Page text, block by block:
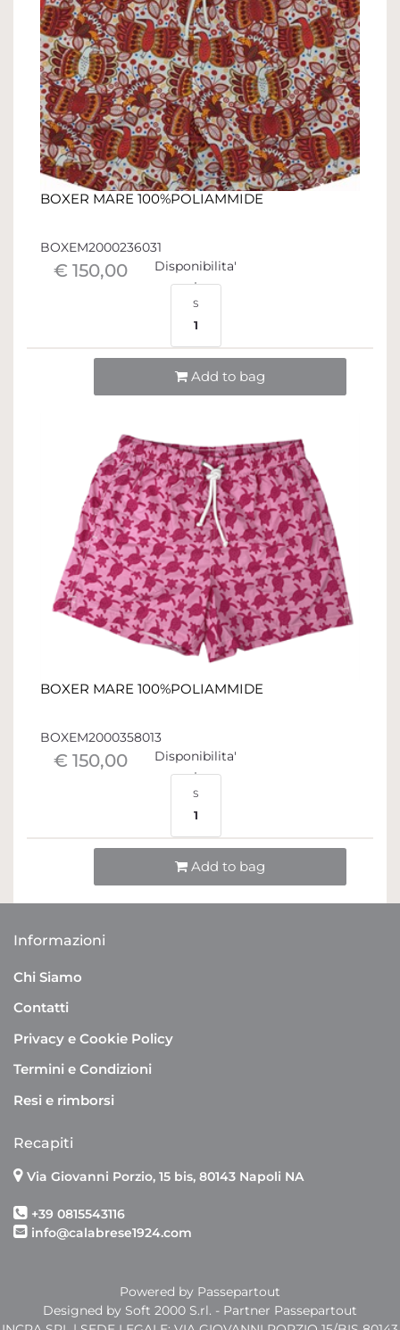
BOXER MARE 100%POLIAMMIDE
BOXEM2000236031
€ 150,00 Disponibilita'
S
1
Add to bag
BOXER MARE 100%POLIAMMIDE
BOXEM2000358013
€ 150,00 Disponibilita'
S
1
Add to bag
Informazioni
Chi Siamo
Contatti
Privacy e Cookie Policy
Termini e Condizioni
Resi e rimborsi
Recapiti
Via Giovanni Porzio, 15 bis, 80143 Napoli NA
+39 0815543116
info@calabrese1924.com
Powered by Passepartout
Designed by Soft 2000 S.rl. - Partner Passepartout